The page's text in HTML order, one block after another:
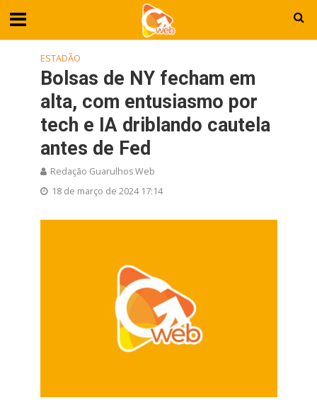
ESTADÃO
Bolsas de NY fecham em
alta, com entusiasmo por
tech e IA driblando cautela
antes de Fed
Redação Guarulhos Web
18 de março de 2024 17:14